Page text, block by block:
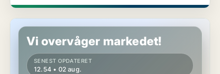
Butik i Sæby
Vi overvåger markedet!
SENEST OPDATERET
12.54 • 02 aug.